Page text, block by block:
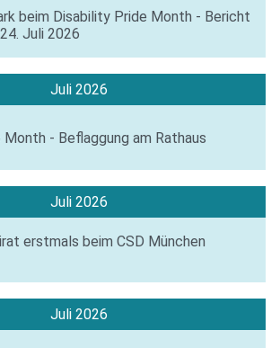
beim Disability Pride Month - Bericht
Juli 2026
Juli 2026
- Beflaggung am Rathaus
Juli 2026
erstmals beim CSD München
Juli 2026